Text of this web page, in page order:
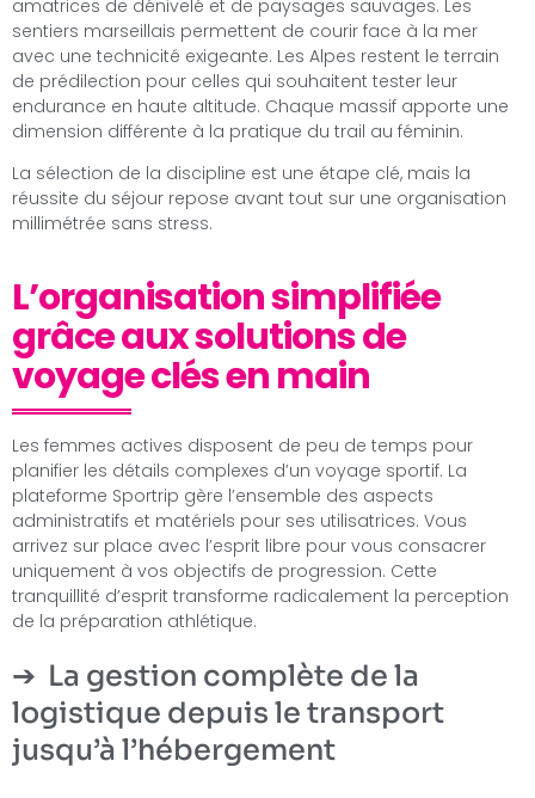
amatrices de dénivelé et de paysages sauvages. Les
sentiers marseillais permettent de courir face à la mer
avec une technicité exigeante. Les Alpes restent le terrain
de prédilection pour celles qui souhaitent tester leur
endurance en haute altitude. Chaque massif apporte une
dimension différente à la pratique du trail au féminin.
La sélection de la discipline est une étape clé, mais la
réussite du séjour repose avant tout sur une organisation
millimétrée sans stress.
L’organisation simplifiée
grâce aux solutions de
voyage clés en main
Les femmes actives disposent de peu de temps pour
planifier les détails complexes d’un voyage sportif. La
plateforme Sportrip gère l’ensemble des aspects
administratifs et matériels pour ses utilisatrices. Vous
arrivez sur place avec l’esprit libre pour vous consacrer
uniquement à vos objectifs de progression. Cette
tranquillité d’esprit transforme radicalement la perception
de la préparation athlétique.
La gestion complète de la
logistique depuis le transport
jusqu’à l’hébergement